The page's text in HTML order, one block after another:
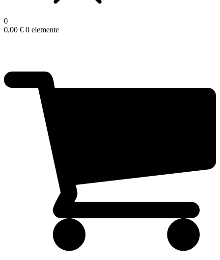
0
0,00 € 0 elemente